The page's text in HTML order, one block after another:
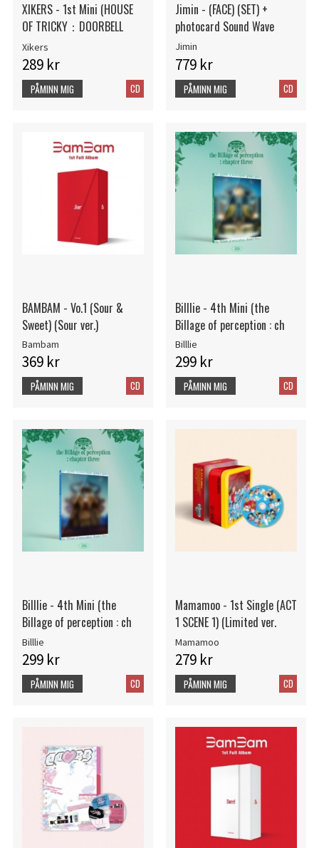
XIKERS - 1st Mini (HOUSE
OF TRICKY：DOORBELL
Xikers
289 kr
CD
PÅMINN MIG
Jimin - (FACE) (SET) +
photocard Sound Wave
Jimin
779 kr
CD
PÅMINN MIG
BAMBAM - Vo.1 (Sour &
Sweet) (Sour ver.)
Bambam
369 kr
CD
PÅMINN MIG
Billlie - 4th Mini (the
Billage of perception : ch
Billlie
299 kr
CD
PÅMINN MIG
Billlie - 4th Mini (the
Billage of perception : ch
Billlie
299 kr
CD
PÅMINN MIG
Mamamoo - 1st Single (ACT
1 SCENE 1) (Limited ver.
Mamamoo
279 kr
CD
PÅMINN MIG